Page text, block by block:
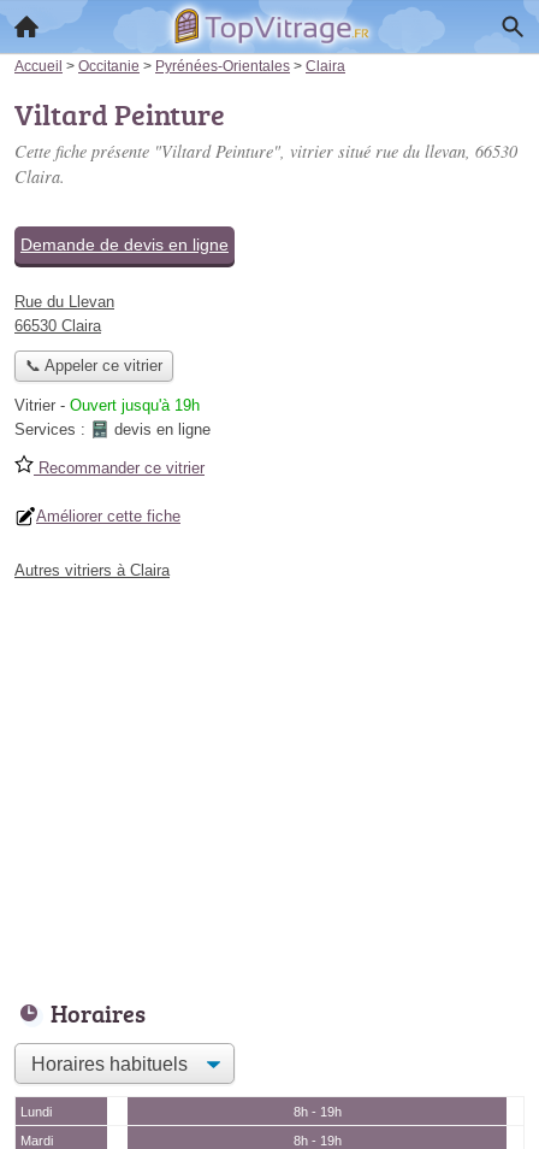
Accueil > Occitanie > Pyrénées-Orientales > Claira
Viltard Peinture
Cette fiche présente "Viltard Peinture", vitrier situé rue du llevan, 66530
Claira.
Demande de devis en ligne
Rue du Llevan
66530 Claira
📞 Appeler ce vitrier
Vitrier - Ouvert jusqu'à 19h
Services :
devis en ligne
Recommander ce vitrier
Améliorer cette fiche
Autres vitriers à Claira
Horaires
Lundi
8h - 19h
Mardi
8h - 19h